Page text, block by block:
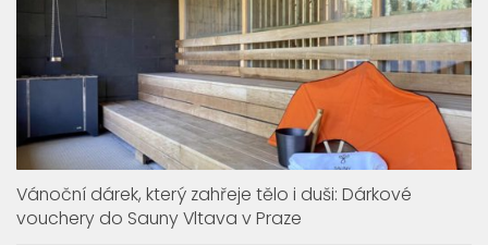
Vánoční dárek, který zahřeje tělo i duši: Dárkové
vouchery do Sauny Vltava v Praze